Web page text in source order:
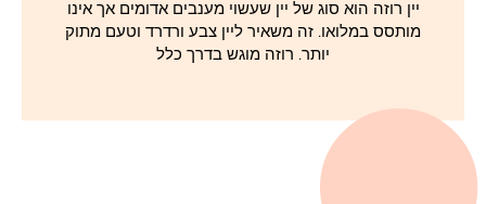
יין רוזה הוא סוג של יין שעשוי מענבים אדומים אך אינו
מותסס במלואו. זה משאיר ליין צבע ורדרד וטעם מתוק
יותר. רוזה מוגש בדרך כלל